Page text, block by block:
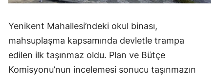
Yenikent Mahallesi’ndeki okul binası,
mahsuplaşma kapsamında devletle trampa
edilen ilk taşınmaz oldu. Plan ve Bütçe
Komisyonu’nun incelemesi sonucu taşınmazın